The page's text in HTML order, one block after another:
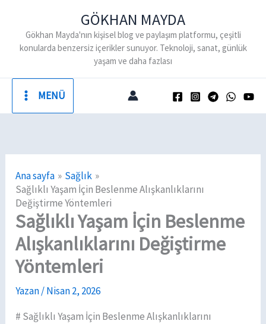
GÖKHAN MAYDA
Gökhan Mayda'nın kişisel blog ve paylaşım platformu, çeşitli
konularda benzersiz içerikler sunuyor. Teknoloji, sanat, günlük
yaşam ve daha fazlası
MENÜ
Ana sayfa
Sağlık
Sağlıklı Yaşam İçin Beslenme Alışkanlıklarını
Değiştirme Yöntemleri
Sağlıklı Yaşam İçin Beslenme
Alışkanlıklarını Değiştirme
Yöntemleri
Yazan/Nisan 2, 2026
# Sağlıklı Yaşam İçin Beslenme Alışkanlıklarını